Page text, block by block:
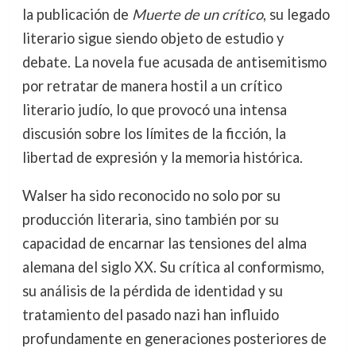
la publicación de Muerte de un crítico, su legado
literario sigue siendo objeto de estudio y
debate. La novela fue acusada de antisemitismo
por retratar de manera hostil a un crítico
literario judío, lo que provocó una intensa
discusión sobre los límites de la ficción, la
libertad de expresión y la memoria histórica.
Walser ha sido reconocido no solo por su
producción literaria, sino también por su
capacidad de encarnar las tensiones del alma
alemana del siglo XX. Su crítica al conformismo,
su análisis de la pérdida de identidad y su
tratamiento del pasado nazi han influido
profundamente en generaciones posteriores de